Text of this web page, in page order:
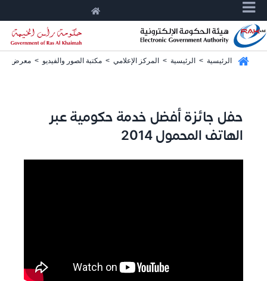
الرئيسية > الرئيسية > المركز الإعلامي > مكتبة الصور والفيديو > معرض
حفل جائزة أفضل خدمة حكومية عبر
الهاتف المحمول 2014